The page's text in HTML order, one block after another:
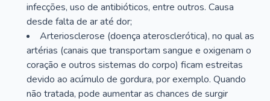
infecções, uso de antibióticos, entre outros. Causa
desde falta de ar até dor;
Arteriosclerose (doença aterosclerótica), no qual as
artérias (canais que transportam sangue e oxigenam o
coração e outros sistemas do corpo) ficam estreitas
devido ao acúmulo de gordura, por exemplo. Quando
não tratada, pode aumentar as chances de surgir